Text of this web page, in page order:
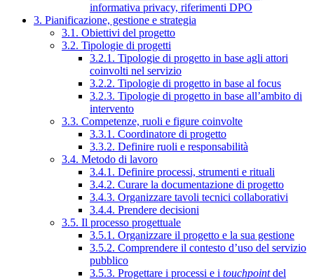
informativa privacy, riferimenti DPO
3. Pianificazione, gestione e strategia
3.1. Obiettivi del progetto
3.2. Tipologie di progetti
3.2.1. Tipologie di progetto in base agli attori
coinvolti nel servizio
3.2.2. Tipologie di progetto in base al focus
3.2.3. Tipologie di progetto in base all’ambito di
intervento
3.3. Competenze, ruoli e figure coinvolte
3.3.1. Coordinatore di progetto
3.3.2. Definire ruoli e responsabilità
3.4. Metodo di lavoro
3.4.1. Definire processi, strumenti e rituali
3.4.2. Curare la documentazione di progetto
3.4.3. Organizzare tavoli tecnici collaborativi
3.4.4. Prendere decisioni
3.5. Il processo progettuale
3.5.1. Organizzare il progetto e la sua gestione
3.5.2. Comprendere il contesto d’uso del servizio
pubblico
3.5.3. Progettare i processi e i touchpointdel